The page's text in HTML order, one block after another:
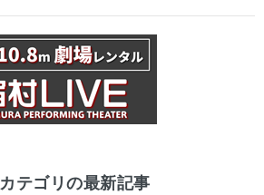
カテゴリの最新記事